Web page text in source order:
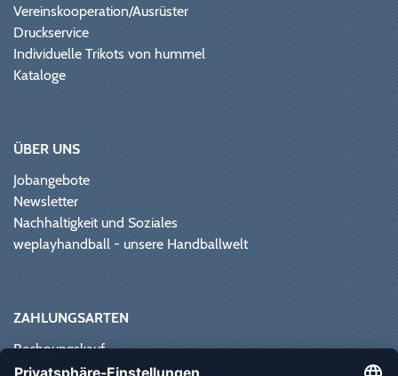
Vereinskooperation/Ausrüster
Druckservice
Individuelle Trikots von hummel
Kataloge
ÜBER UNS
Jobangebote
Newsletter
Nachhaltigkeit und Soziales
weplayhandball - unsere Handballwelt
ZAHLUNGSARTEN
Rechnungskauf
Paypal